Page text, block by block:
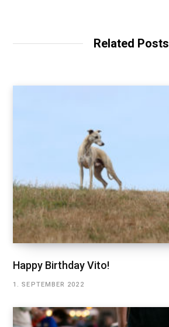
Related Posts
Happy Birthday Vito!
1. SEPTEMBER 2022